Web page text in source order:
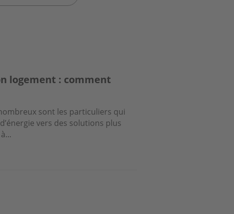
logement : comment
sont les particuliers qui
vers des solutions plus